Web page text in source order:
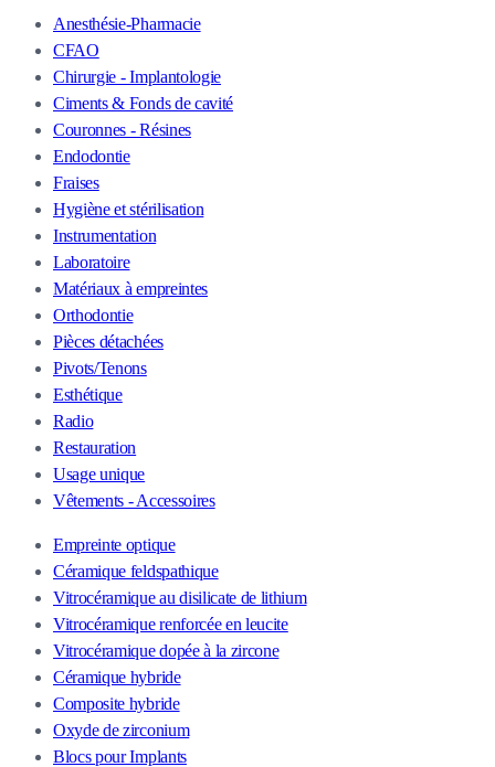
Anesthésie-Pharmacie
CFAO
Chirurgie - Implantologie
Ciments & Fonds de cavité
Couronnes - Résines
Endodontie
Fraises
Hygiène et stérilisation
Instrumentation
Laboratoire
Matériaux à empreintes
Orthodontie
Pièces détachées
Pivots/Tenons
Esthétique
Radio
Restauration
Usage unique
Vêtements - Accessoires
Empreinte optique
Céramique feldspathique
Vitrocéramique au disilicate de lithium
Vitrocéramique renforcée en leucite
Vitrocéramique dopée à la zircone
Céramique hybride
Composite hybride
Oxyde de zirconium
Blocs pour Implants